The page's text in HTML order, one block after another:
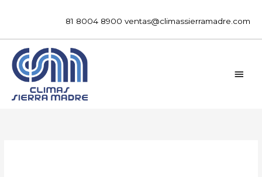
81 8004 8900 ventas@climassierramadre.com